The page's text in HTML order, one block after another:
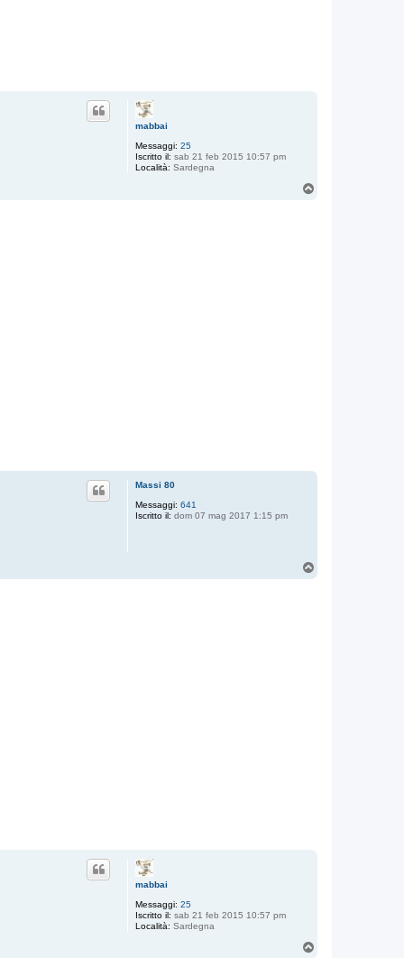
mabbai
Messaggi: 25
Iscritto il: sab 21 feb 2015 10:57 pm
Località: Sardegna
Massi 80
Messaggi: 641
Iscritto il: dom 07 mag 2017 1:15 pm
mabbai
Messaggi: 25
Iscritto il: sab 21 feb 2015 10:57 pm
Località: Sardegna